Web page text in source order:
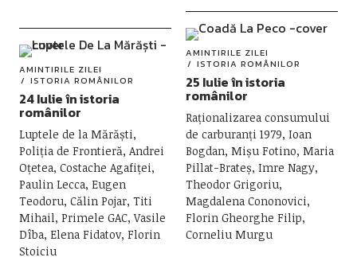
AMINTIRILE ZILEI
ISTORIA ROMÂNILOR
25 Iulie în istoria
românilor
Raționalizarea consumului
de carburanți 1979, Ioan
Bogdan, Mișu Fotino, Maria
Pillat-Brateș, Imre Nagy,
Theodor Grigoriu,
Magdalena Cononovici,
Florin Gheorghe Filip,
Corneliu Murgu
AMINTIRILE ZILEI
ISTORIA ROMÂNILOR
24 Iulie în istoria
românilor
Luptele de la Mărăști,
Poliția de Frontieră, Andrei
Oțetea, Costache Agafiței,
Paulin Lecca, Eugen
Teodoru, Călin Pojar, Titi
Mihail, Primele GAC, Vasile
Dîba, Elena Fidatov, Florin
Stoiciu